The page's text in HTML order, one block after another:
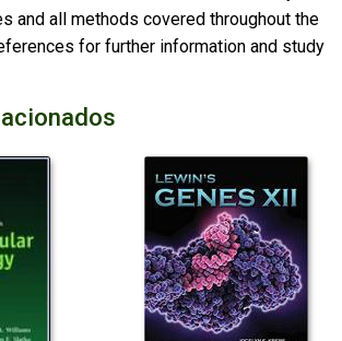
and all methods covered throughout the
for further information and study